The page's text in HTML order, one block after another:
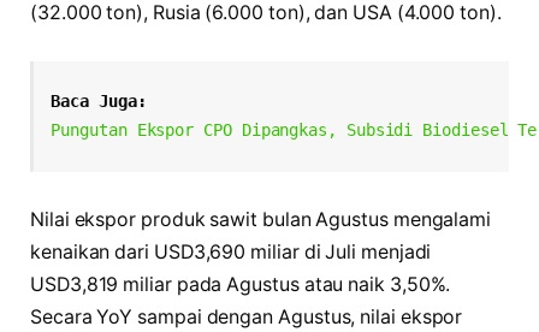
(32.000 ton), Rusia (6.000 ton), dan USA (4.000 ton).
Baca Juga:
Pungutan Ekspor CPO Dipangkas, Subsidi Biodiesel
Nilai ekspor produk sawit bulan Agustus mengalami
kenaikan dari USD3,690 miliar di Juli menjadi
USD3,819 miliar pada Agustus atau naik 3,50%.
Secara YoY sampai dengan Agustus, nilai ekspor